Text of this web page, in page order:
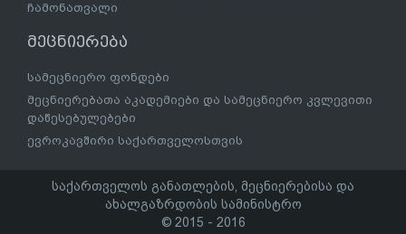
ჩამონათვალი
მეცნიერება
სამეცნიერო ფონდები
მეცნიერებათა აკადემიები და სამეცნიერო კვლევითი
დაწესებულებები
ევროკავშირი საქართველოსთვის
საქართველოს განათლების, მეცნიერებისა და
ახალგაზრდობის სამინისტრო
© 2015 - 2016